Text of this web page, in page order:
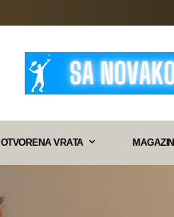
OTVORENA VRATA MAGAZIN